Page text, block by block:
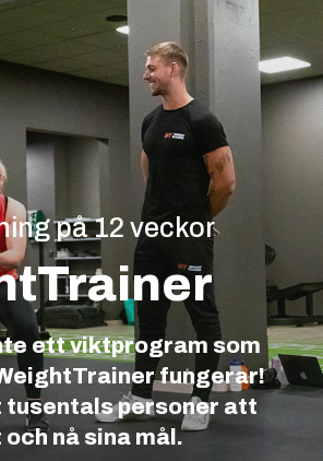
på 12 veckor
ett viktprogram som
fungerar!
tusentals personer att
nå sina mål.